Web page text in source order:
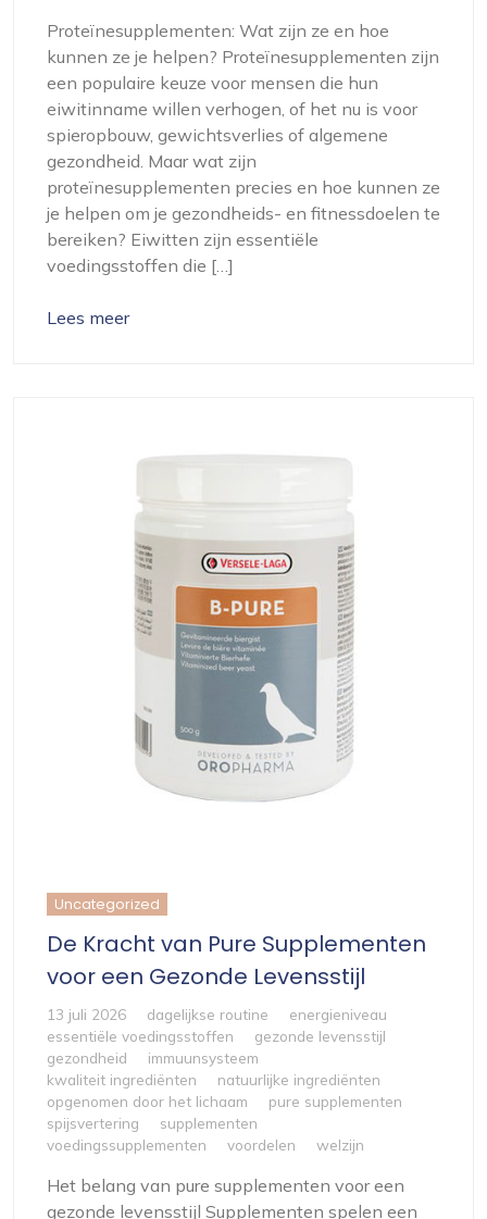
Proteïnesupplementen: Wat zijn ze en hoe
kunnen ze je helpen? Proteïnesupplementen zijn
een populaire keuze voor mensen die hun
eiwitinname willen verhogen, of het nu is voor
spieropbouw, gewichtsverlies of algemene
gezondheid. Maar wat zijn
proteïnesupplementen precies en hoe kunnen ze
je helpen om je gezondheids- en fitnessdoelen te
bereiken? Eiwitten zijn essentiële
voedingsstoffen die […]
Lees meer
Uncategorized
De Kracht van Pure Supplementen
voor een Gezonde Levensstijl
13 juli 2026 dagelijkse routine
energieniveau
essentiële voedingsstoffen
gezonde levensstijl
gezondheid
immuunsysteem
kwaliteit ingrediënten
natuurlijke ingrediënten
opgenomen door het lichaam
pure supplementen
spijsvertering
supplementen
voedingssupplementen
voordelen welzijn
Het belang van pure supplementen voor een
gezonde levensstijl Supplementen spelen een